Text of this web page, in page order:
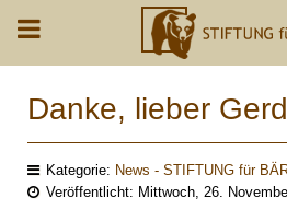
Danke, lieber
Kategorie: News - STIFTUNG für
Veröffentlicht: Mittwoch, 26.